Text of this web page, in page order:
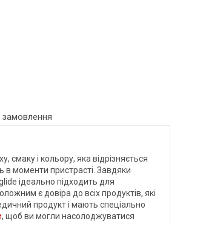
смаку і кольору, яка відрізняється
в моменти пристрасті. Завдяки
ідеально підходить для
є довіра до всіх продуктів, які
продукт і мають спеціально
, щоб ви могли насолоджуватися